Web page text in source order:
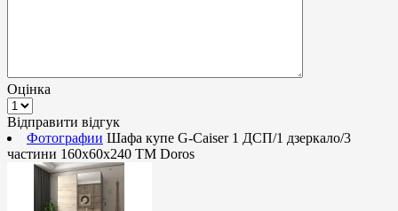
Оцінка
Відправити відгук
Фотографии Шафа купе G-Caiser 1 ДСП/1 дзеркало/3
частини 160х60х240 ТМ Doros